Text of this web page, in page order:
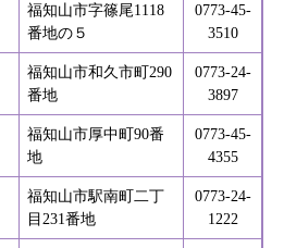
福知山市字篠尾1118
番地の５
0773-45-
3510
福知山市和久市町290
番地
0773-24-
3897
福知山市厚中町90番
地
0773-45-
4355
福知山市駅南町二丁
目231番地
0773-24-
1222